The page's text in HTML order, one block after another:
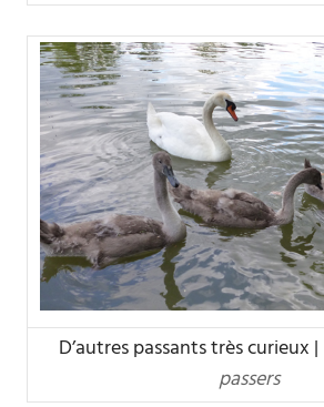
D’autres passants très curieux |
passers